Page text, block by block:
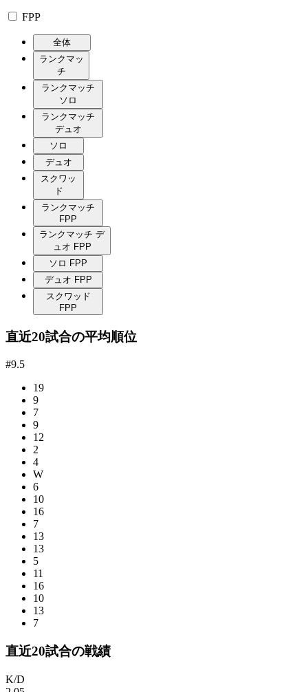
FPP
全体
ランクマッ
チ
ランクマッチ
ソロ
ランクマッチ
デュオ
ソロ
デュオ
スクワッ
ド
ランクマッチ
FPP
ランクマッチ デ
ュオ FPP
ソロ FPP
デュオ FPP
スクワッド
FPP
直近20試合の平均順位
#9.5
19
9
7
9
12
2
4
W
6
10
16
7
13
13
5
11
16
10
13
7
直近20試合の戦績
K/D